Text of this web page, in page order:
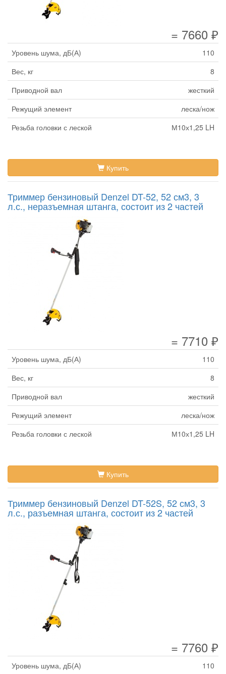
= 7660 ₽
Уровень шума, дБ(А)
110
Вес, кг
8
Приводной вал
жесткий
Режущий элемент
леска/нож
Резьба головки с леской
М10х1,25 LH
Купить
Триммер бензиновый Denzel DT-52, 52 см3, 3
л.с., неразъемная штанга, состоит из 2 частей
= 7710 ₽
Уровень шума, дБ(А)
110
Вес, кг
8
Приводной вал
жесткий
Режущий элемент
леска/нож
Резьба головки с леской
М10х1,25 LH
Купить
Триммер бензиновый Denzel DT-52S, 52 см3, 3
л.с., разъемная штанга, состоит из 2 частей
= 7760 ₽
Уровень шума, дБ(А)
110